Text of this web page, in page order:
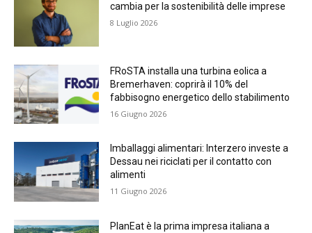
cambia per la sostenibilità delle imprese
8 Luglio 2026
FRoSTA installa una turbina eolica a
Bremerhaven: coprirà il 10% del
fabbisogno energetico dello stabilimento
16 Giugno 2026
Imballaggi alimentari: Interzero investe a
Dessau nei riciclati per il contatto con
alimenti
11 Giugno 2026
PlanEat è la prima impresa italiana a